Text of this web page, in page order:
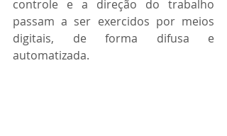
controle e a direção do trabalho
passam a ser exercidos por meios
digitais, de forma difusa e
automatizada.